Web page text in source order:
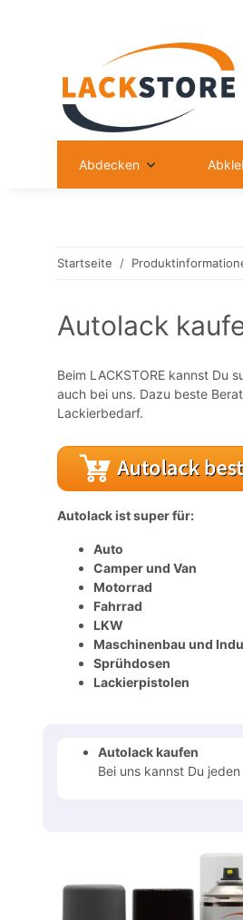
Abdecken
Startseite
Autolack
Beim LACKSTORE kannst Du
auch bei uns. Dazu beste
Lackierbedarf.
Autolack ist super für:
Auto
Camper und Van
Motorrad
Fahrrad
LKW
Maschinenbau und
Sprühdosen
Lackierpistolen
Autolack kaufen
Bei uns kannst Du